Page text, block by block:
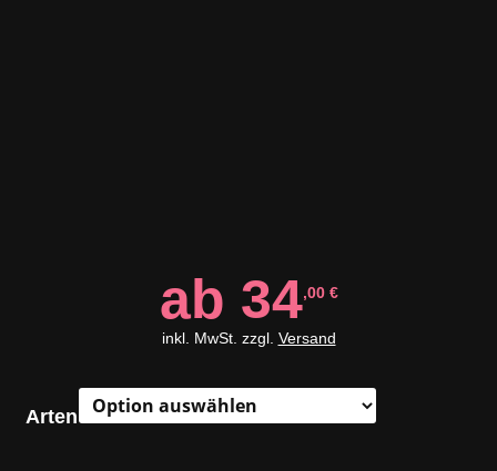
ab 34,00 €
inkl. MwSt. zzgl. Versand
Arten